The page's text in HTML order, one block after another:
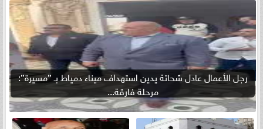
رجل الأعمال عادل شحاتة يدين استهداف ميناء دمياط بـ ”مسيرة”:
مرحلة فارقة...